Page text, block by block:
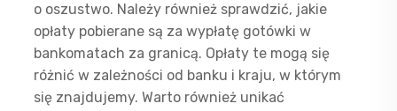
o oszustwo. Należy również sprawdzić, jakie
opłaty pobierane są za wypłatę gotówki w
bankomatach za granicą. Opłaty te mogą się
różnić w zależności od banku i kraju, w którym
się znajdujemy. Warto również unikać